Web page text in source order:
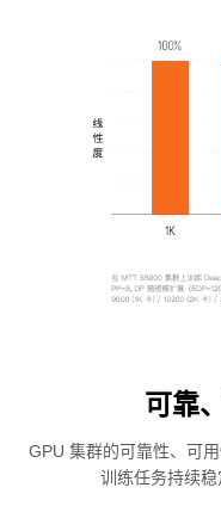
可靠
GPU 集群的可靠性、可
训练任务持续稳